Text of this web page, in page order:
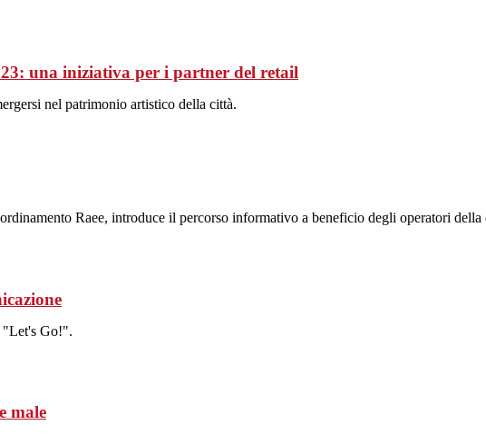
una iniziativa per i partner del retail
nel patrimonio artistico della città.
Raee, introduce il percorso informativo a beneficio degli operatori
"Let's Go!".
male